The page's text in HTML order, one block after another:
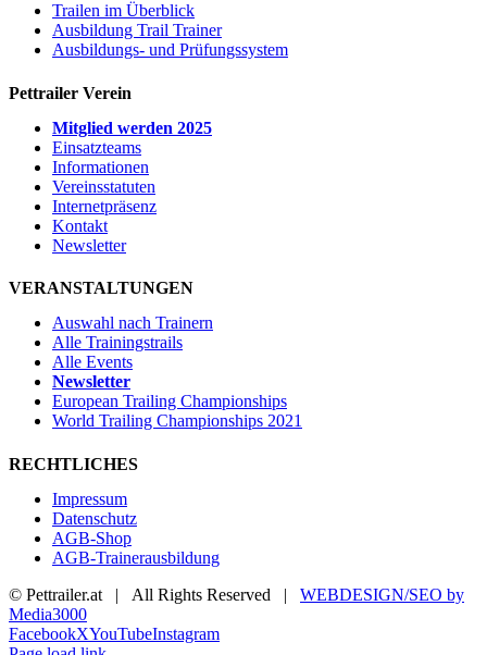
Trailen im Überblick
Ausbildung Trail Trainer
Ausbildungs- und Prüfungssystem
Pettrailer Verein
Mitglied werden 2025
Einsatzteams
Informationen
Vereinsstatuten
Internetpräsenz
Kontakt
Newsletter
VERANSTALTUNGEN
Auswahl nach Trainern
Alle Trainingstrails
Alle Events
Newsletter
European Trailing Championships
World Trailing Championships 2021
RECHTLICHES
Impressum
Datenschutz
AGB-Shop
AGB-Trainerausbildung
© Pettrailer.at | All Rights Reserved | WEBDESIGN/SEO by
Media3000
FacebookXYouTubeInstagram